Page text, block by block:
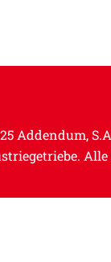
Addendum,
Alle